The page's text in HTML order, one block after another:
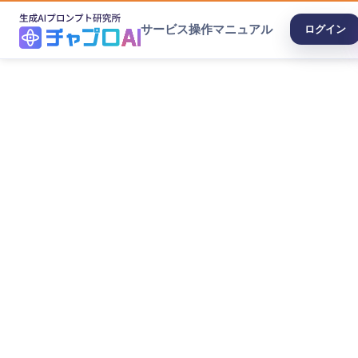
サービス操作マニュアル ログイン